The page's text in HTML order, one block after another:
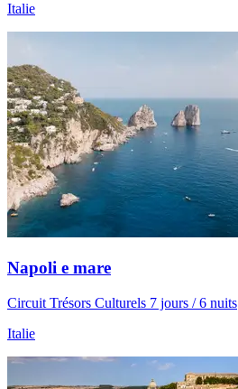
Italie
Napoli e mare
Circuit Trésors Culturels 7 jours / 6 nuits
Italie